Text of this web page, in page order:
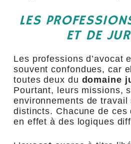
LES
ET DE
Les professions d’avocat
souvent confondues, car
toutes deux du domaine
Pourtant, leurs missions,
environnements de travail
distincts. Chacune de ces
en effet à des logiques